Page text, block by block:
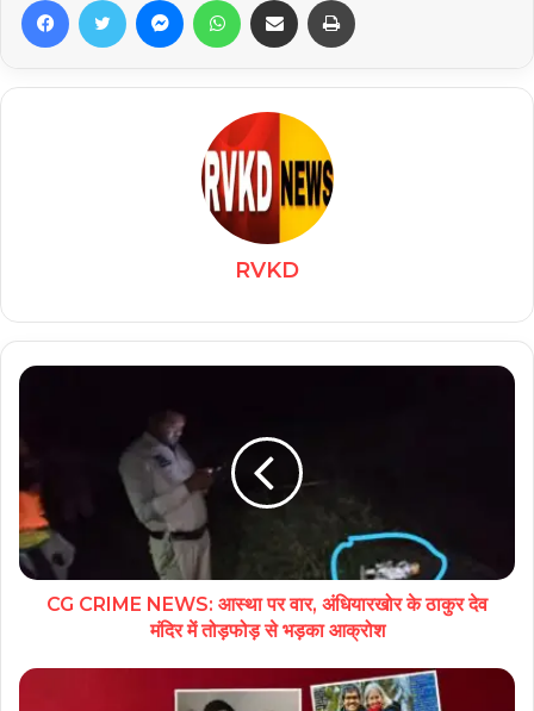
RVKD
CG CRIME NEWS: आस्था पर वार, अंधियारखोर के ठाकुर देव
मंदिर में तोड़फोड़ से भड़का आक्रोश